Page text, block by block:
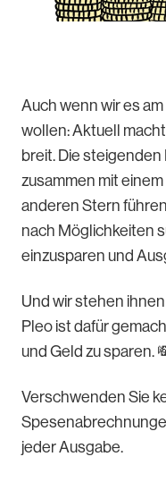
Auch wenn wir es
wollen: Aktuell
breit. Die
zusammen mit
anderen Stern
nach Möglichkeiten
einzusparen und
Und wir stehen
Pleo ist dafür
und Geld zu sparen.
Verschwenden Sie
jeder Ausgabe.